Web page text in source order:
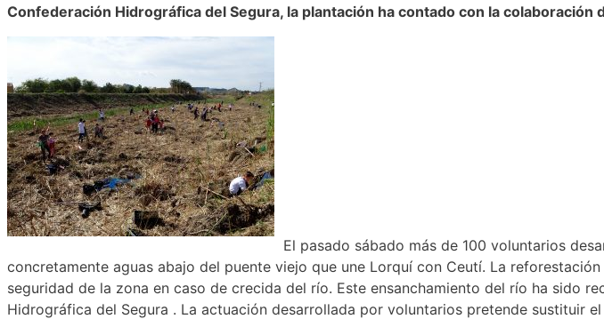
Confederación Hidrográfica del Segura, la plantación ha contado con la
El pasado sábado más de 100 voluntarios
concretamente aguas abajo del puente viejo que une Lorquí con Ceutí. La
seguridad de la zona en caso de crecida del río. Este ensanchamiento del río ha sido
Hidrográfica del Segura . La actuación desarrollada por voluntarios pretende sustituir